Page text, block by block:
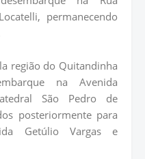
permanecendo
região do Quitandinha
na Avenida
São Pedro de
posteriormente para
Getúlio Vargas e